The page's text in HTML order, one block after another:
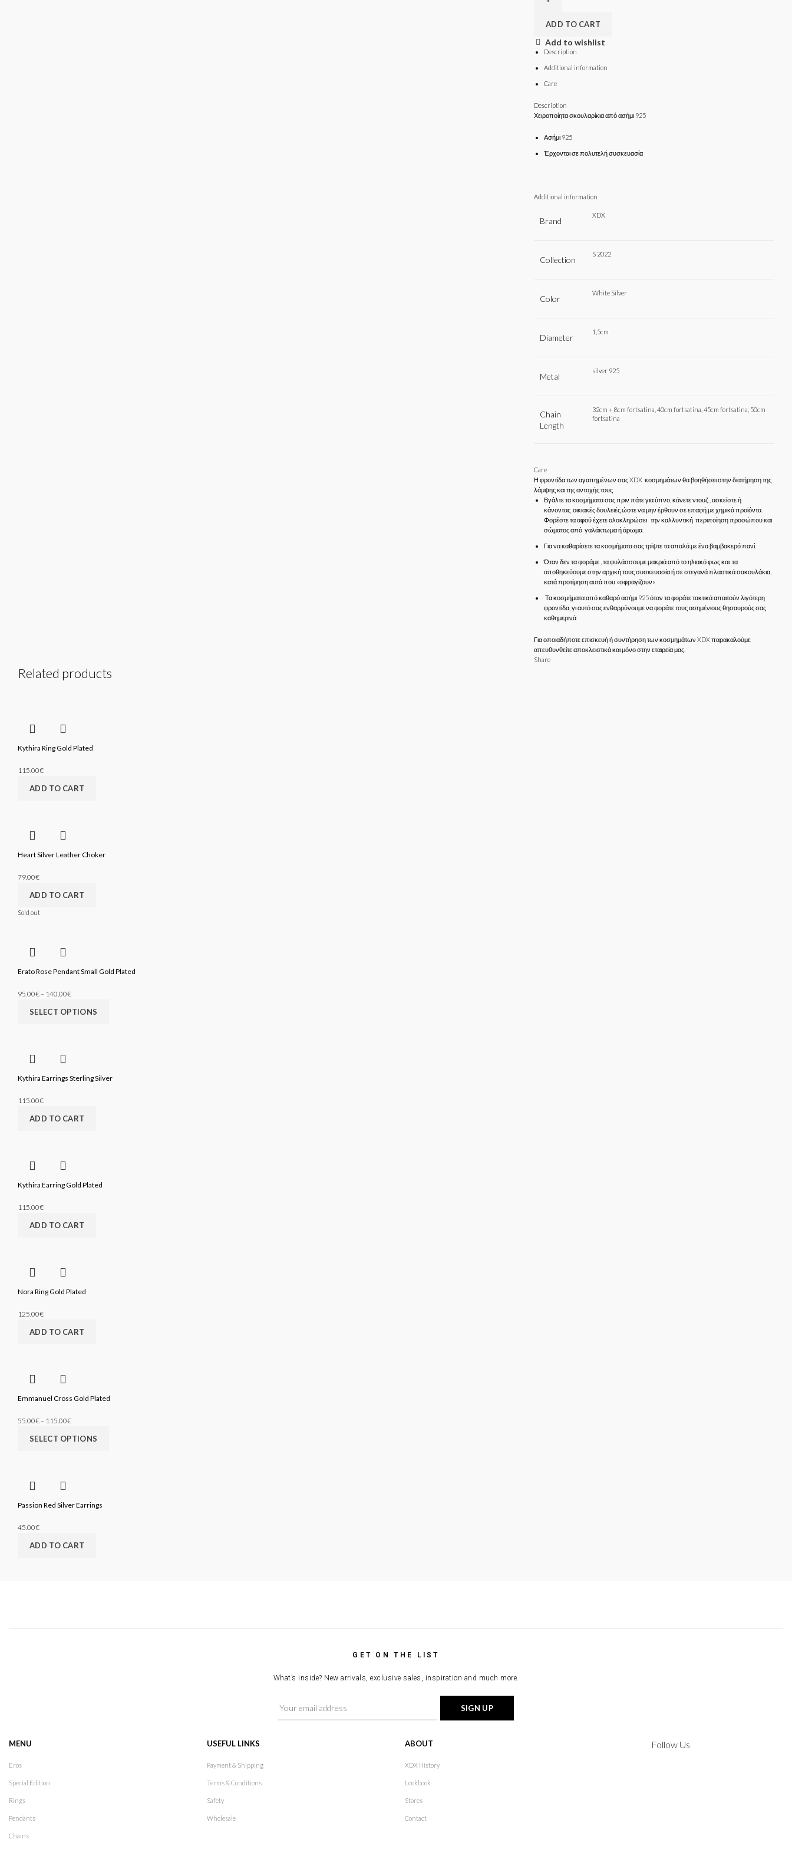
ADD TO CART
Add to wishlist
Description
Additional information
Care
Description
Χειροποίητα σκουλαρίκια από ασήμι 925
Ασήμι 925
Έρχονται σε πολυτελή συσκευασία
Additional information
Brand
XDX
Collection
S 2022
Color
White Silver
Diameter
1,5cm
Metal
silver 925
Chain
Length
32cm + 8cm fortsatina 40cm fortsatina 45cm fortsatina 50cm
fortsatina
Care
Η φροντίδα των αγαπημένων σας XDX κοσμημάτων θα βοηθήσει στην διατήρηση της
λάμψης και της αντοχής τους
Βγάλτε τα κοσμήματα σας πριν πάτε για ύπνο, κάνετε ντουζ , ασκείστε ή
κάνοντας οικιακές δουλειές ώστε να μην έρθουν σε επαφή με χημικά προϊόντα.
Φορέστε τα αφού έχετε ολοκληρώσει την καλλυντική περιποίηση προσώπου και
σώματος από γαλάκτωμα ή άρωμα.
Για να καθαρίσετε τα κοσμήματα σας τρίψτε τα απαλά με ένα βαμβακερό πανί.
Όταν δεν τα φοράμε , τα φυλάσσουμε μακριά από το ηλιακό φως και τα
αποθηκεύουμε στην αρχική τους συσκευασία ή σε στεγανά πλαστικά σακουλάκια,
κατά προτίμηση αυτά που «σφραγίζουν»
Τα κοσμήματα από καθαρό ασήμι 925 όταν τα φοράτε τακτικά απαιτούν λιγότερη
φροντίδα, γι αυτό σας ενθαρρύνουμε να φοράτε τους ασημένιους θησαυρούς σας
καθημερινά
Για οποιαδήποτε επισκευή ή συντήρηση των κοσμημάτων XDX παρακαλούμε
απευθυνθείτε αποκλειστικά και μόνο στην εταιρεία μας.
Share
Related products
Kythira Ring Gold Plated
115.00€
ADD TO CART
Heart Silver Leather Choker
79.00€
ADD TO CART
Sold out
Erato Rose Pendant Small Gold Plated
95.00€ – 140.00€
SELECT OPTIONS
Kythira Earrings Sterling Silver
115.00€
ADD TO CART
Kythira Earring Gold Plated
115.00€
ADD TO CART
Nora Ring Gold Plated
125.00€
ADD TO CART
Emmanuel Cross Gold Plated
55.00€ – 115.00€
SELECT OPTIONS
Passion Red Silver Earrings
45.00€
ADD TO CART
GET ON THE LIST
What’s inside? New arrivals, exclusive sales, inspiration and much more.
MENU
Eros
Special Edition
Rings
Pendants
Chains
USEFUL LINKS
Payment & Shipping
Terms & Conditions
Safety
Wholesale
ABOUT
XDX History
Lookbook
Stores
Contact
Follow Us